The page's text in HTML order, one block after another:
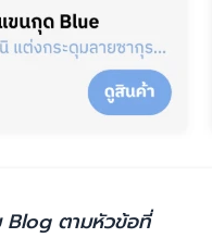
Blog ตามหัวข้อที่